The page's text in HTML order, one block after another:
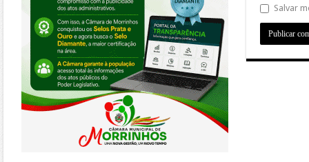
Salvar